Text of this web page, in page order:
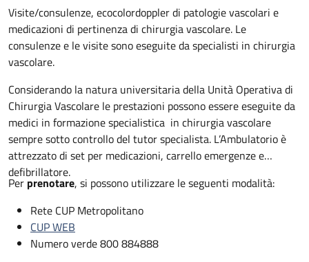
Descrizione
Visite/consulenze, ecocolordoppler di patologie vascolari e
medicazioni di pertinenza di chirurgia vascolare. Le
consulenze e le visite sono eseguite da specialisti in chirurgia
vascolare.
Considerando la natura universitaria della Unità Operativa di
Chirurgia Vascolare le prestazioni possono essere eseguite da
medici in formazione specialistica in chirurgia vascolare
sempre sotto controllo del tutor specialista. L’Ambulatorio è
attrezzato di set per medicazioni, carrello emergenze e
defibrillatore.
Per prenotare, si possono utilizzare le seguenti modalità:
Rete CUP Metropolitano
CUP WEB
Numero verde 800 884888